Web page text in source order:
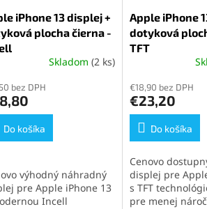
iPhone 13 displej +
plocha čierna -
Skladom (2 ks)
bez DPH
Do košíka
výhodný náhradný
pre Apple iPhone 13
Incell
Apple iPhone
dotyková
TFT
€18,90 bez DPH
€23,20
Do košíka
Cenovo
displej pre
s TFT
pre menej